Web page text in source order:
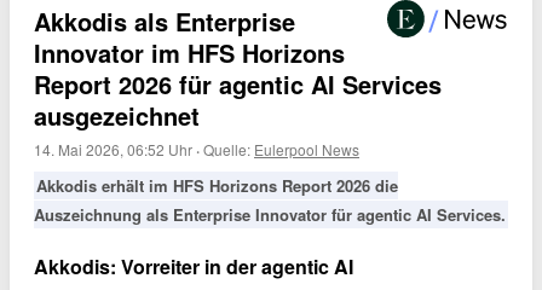
Akkodis als Enterprise
Innovator im HFS Horizons
Report 2026 für agentic AI Services
ausgezeichnet
14. Mai 2026, 06:52 Uhr ·Quelle: Eulerpool News
Akkodis erhält im HFS Horizons Report 2026 die
Auszeichnung als Enterprise Innovator für agentic AI Services.
Akkodis: Vorreiter in der agentic AI